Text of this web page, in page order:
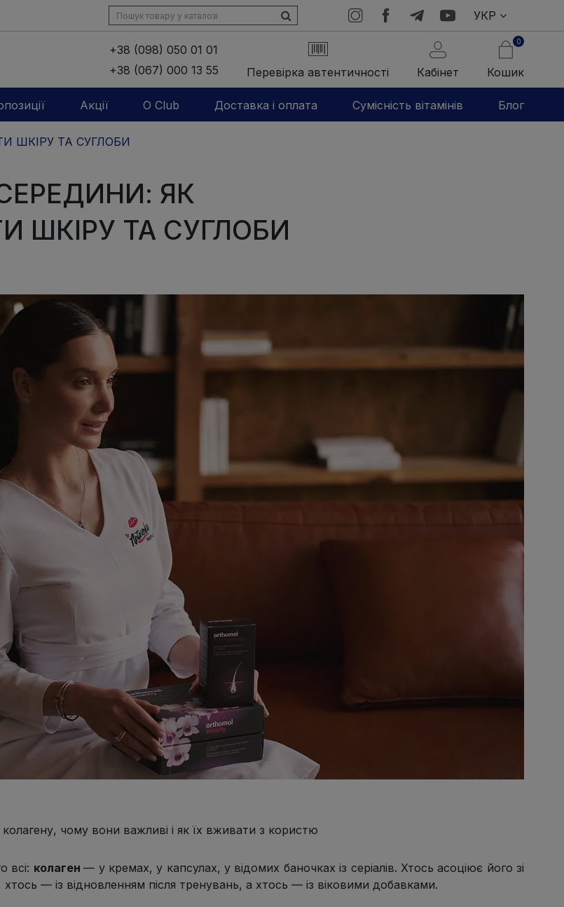
УКР
+38 (098) 050 01 01
+38 (067) 000 13 55
Перевірка автентичності Кабінет
0
Кошик
Акції O Club Доставка і оплата Сумісність вітамінів Блог
ШКІРУ ТА СУГЛОБИ
ЯК
ШКІРУ ТА СУГЛОБИ
чому вони важливі і як їх вживати з користю
всі: колаген — у кремах, у капсулах, у відомих баночках із серіалів. Хтось асоціює його зі
хтось — із відновленням після тренувань, а хтось — із віковими добавками.